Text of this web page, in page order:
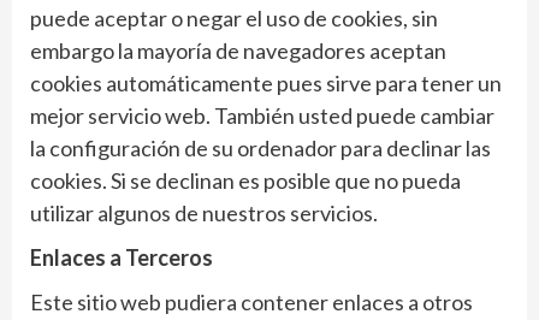
puede aceptar o negar el uso de cookies, sin
embargo la mayoría de navegadores aceptan
cookies automáticamente pues sirve para tener un
mejor servicio web. También usted puede cambiar
la configuración de su ordenador para declinar las
cookies. Si se declinan es posible que no pueda
utilizar algunos de nuestros servicios.
Enlaces a Terceros
Este sitio web pudiera contener enlaces a otros